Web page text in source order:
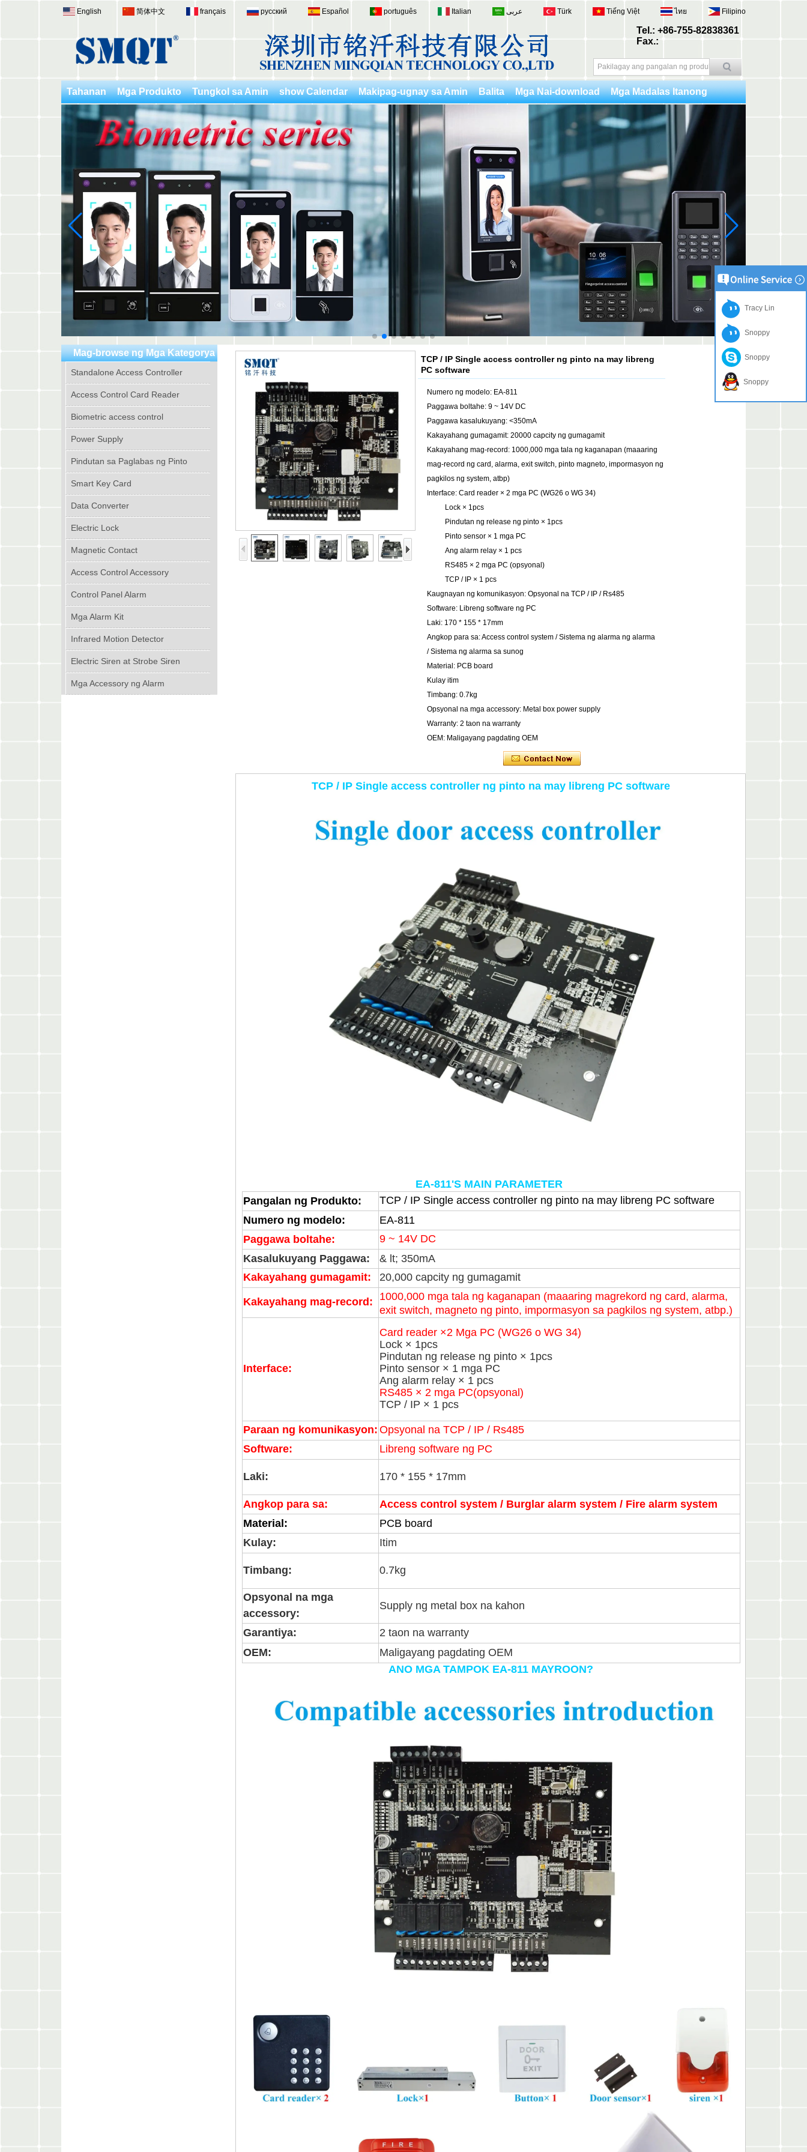
Tel.: +86-755-82838361
Fax.:
English 简体中文 français русский Español português Italian عربى Türk Tiếng Việt ไทย Filipino
Tahanan Mga Produkto Tungkol sa Amin show Calendar Makipag-ugnay sa Amin Balita Mga Nai-download Mga Madalas Itanong
Mag-browse ng Mga Kategorya
Standalone Access Controller
Access Control Card Reader
Biometric access control
Power Supply
Pindutan sa Paglabas ng Pinto
Smart Key Card
Data Converter
Electric Lock
Magnetic Contact
Access Control Accessory
Control Panel Alarm
Mga Alarm Kit
Infrared Motion Detector
Electric Siren at Strobe Siren
Mga Accessory ng Alarm
TCP / IP Single access controller ng pinto na may libreng
PC software
Numero ng modelo: EA-811
Paggawa boltahe: 9 ~ 14V DC
Paggawa kasalukuyang: <350mA
Kakayahang gumagamit: 20000 capcity ng gumagamit
Kakayahang mag-record: 1000,000 mga tala ng kaganapan (maaaring
mag-record ng card, alarma, exit switch, pinto magneto, impormasyon ng
pagkilos ng system, atbp)
Interface: Card reader × 2 mga PC (WG26 o WG 34)
Lock × 1pcs
Pindutan ng release ng pinto × 1pcs
Pinto sensor × 1 mga PC
Ang alarm relay × 1 pcs
RS485 × 2 mga PC (opsyonal)
TCP / IP × 1 pcs
Kaugnayan ng komunikasyon: Opsyonal na TCP / IP / Rs485
Software: Libreng software ng PC
Laki: 170 * 155 * 17mm
Angkop para sa: Access control system / Sistema ng alarma ng alarma
/ Sistema ng alarma sa sunog
Material: PCB board
Kulay itim
Timbang: 0.7kg
Opsyonal na mga accessory: Metal box power supply
Warranty: 2 taon na warranty
OEM: Maligayang pagdating OEM
TCP / IP Single access controller ng pinto na may libreng PC software
EA-811'S MAIN PARAMETER
Pangalan ng Produkto:
TCP / IP Single access controller ng pinto na may libreng PC software
Numero ng modelo:
EA-811
Paggawa boltahe:
9 ~ 14V DC
Kasalukuyang Paggawa:
& lt; 350mA
Kakayahang gumagamit:
20,000 capcity ng gumagamit
Kakayahang mag-record: 1000,000 mga tala ng kaganapan (maaaring magrekord ng card, alarma,
exit switch, magneto ng pinto, impormasyon sa pagkilos ng system, atbp.)
Interface:
Card reader ×2 Mga PC (WG26 o WG 34)
Lock × 1pcs
Pindutan ng release ng pinto × 1pcs
Pinto sensor × 1 mga PC
Ang alarm relay × 1 pcs
RS485 × 2 mga PC(opsyonal)
TCP / IP × 1 pcs
Paraan ng komunikasyon: Opsyonal na TCP / IP / Rs485
Software:
Libreng software ng PC
Laki: 170 * 155 * 17mm
Angkop para sa:
Access control system / Burglar alarm system / Fire alarm system
Material:
PCB board
Kulay:
Itim
Timbang: 0.7kg
Opsyonal na mga
accessory:
Supply ng metal box na kahon
Garantiya:
2 taon na warranty
OEM:
Maligayang pagdating OEM
ANO MGA TAMPOK EA-811 MAYROON?
Tracy Lin
Snoppy
Snoppy
Snoppy